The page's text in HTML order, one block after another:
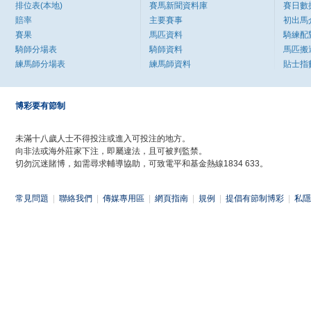
排位表(本地)
賠率
賽果
騎師分場表
練馬師分場表
賽馬新聞資料庫
主要賽事
馬匹資料
騎師資料
練馬師資料
賽日數
初出馬
騎練配
馬匹搬
貼士指
博彩要有節制
未滿十八歲人士不得投注或進入可投注的地方。
向非法或海外莊家下注，即屬違法，且可被判監禁。
切勿沉迷賭博，如需尋求輔導協助，可致電平和基金熱線1834 633。
常見問題 聯絡我們 傳媒專用區 網頁指南 規例 提倡有節制博彩 私